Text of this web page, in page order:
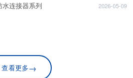
连接器系列 2026-05-09
查看更多→